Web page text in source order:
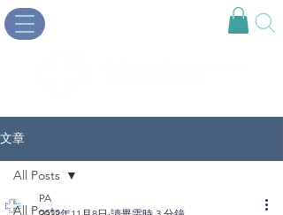
文章
All Posts
All Posts
PA